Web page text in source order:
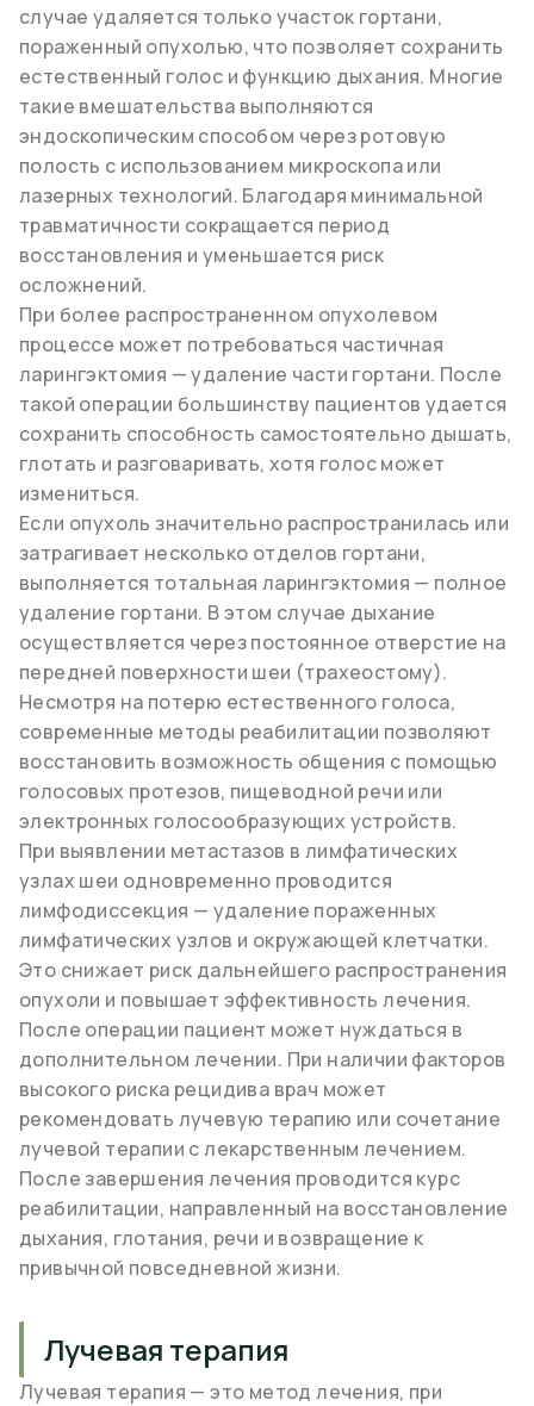
случае удаляется только участок гортани,
пораженный опухолью, что позволяет сохранить
естественный голос и функцию дыхания. Многие
такие вмешательства выполняются
эндоскопическим способом через ротовую
полость с использованием микроскопа или
лазерных технологий. Благодаря минимальной
травматичности сокращается период
восстановления и уменьшается риск
осложнений.
При более распространенном опухолевом
процессе может потребоваться частичная
ларингэктомия — удаление части гортани. После
такой операции большинству пациентов удается
сохранить способность самостоятельно дышать,
глотать и разговаривать, хотя голос может
измениться.
Если опухоль значительно распространилась или
затрагивает несколько отделов гортани,
выполняется тотальная ларингэктомия — полное
удаление гортани. В этом случае дыхание
осуществляется через постоянное отверстие на
передней поверхности шеи (трахеостому).
Несмотря на потерю естественного голоса,
современные методы реабилитации позволяют
восстановить возможность общения с помощью
голосовых протезов, пищеводной речи или
электронных голосообразующих устройств.
При выявлении метастазов в лимфатических
узлах шеи одновременно проводится
лимфодиссекция — удаление пораженных
лимфатических узлов и окружающей клетчатки.
Это снижает риск дальнейшего распространения
опухоли и повышает эффективность лечения.
После операции пациент может нуждаться в
дополнительном лечении. При наличии факторов
высокого риска рецидива врач может
рекомендовать лучевую терапию или сочетание
лучевой терапии с лекарственным лечением.
После завершения лечения проводится курс
реабилитации, направленный на восстановление
дыхания, глотания, речи и возвращение к
привычной повседневной жизни.
Лучевая терапия
Лучевая терапия — это метод лечения, при